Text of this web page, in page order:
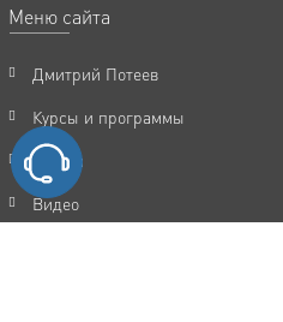
Меню сайта
Дмитрий Потеев
Курсы и программы
Статьи
Видео